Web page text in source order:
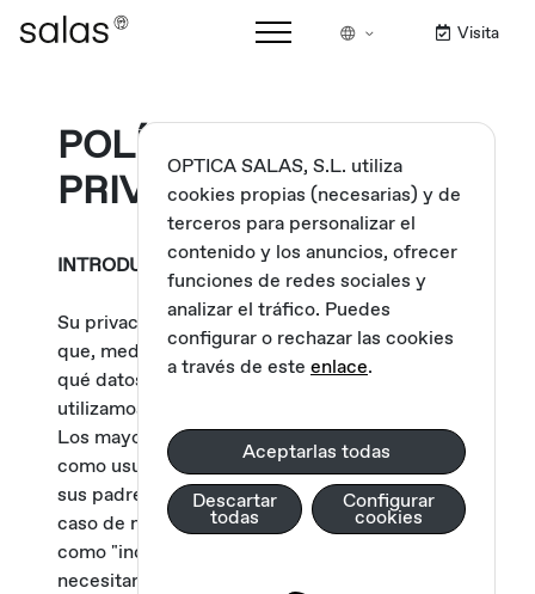
Visita
OPTICA SALAS, S.L. utiliza
cookies propias (necesarias) y de
terceros para personalizar el
contenido y los anuncios, ofrecer
funciones de redes sociales y
analizar el tráfico. Puedes
configurar o rechazar las cookies
a través de este enlace.
Aceptarlas todas
Descartar
todas
Configurar
cookies
POLÍTICA DE
PRIVACIDAD
INTRODUCCIÓN
Su privacidad es importante para nosotros, así
que, mediante este documento, le explicamos
qué datos recogemos de los usuarios, como los
utilizamos y para qué, entre otras indicaciones.
Los mayores de 14 años podrán registrarse
como usuarios sin el previo consentimiento de
sus padres, tutores o representantes legales. En
caso de menores de 14 años o identificados
como "incapaces legalmente", siempre
necesitaremos del consentimiento paterno, o